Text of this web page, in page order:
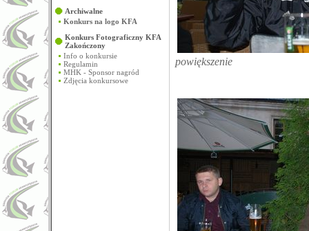
Archiwalne
Konkurs na logo KFA
Konkurs Fotograficzny KFA
Zakończony
Info o konkursie
Regulamin
MHK - Sponsor nagród
Zdjęcia konkursowe
powiększenie